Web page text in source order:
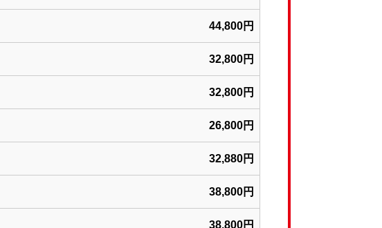
44,800円
32,800円
32,800円
26,800円
32,880円
38,800円
38,800円